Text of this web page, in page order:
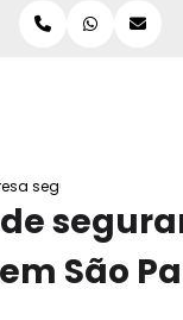
seguranca do
São